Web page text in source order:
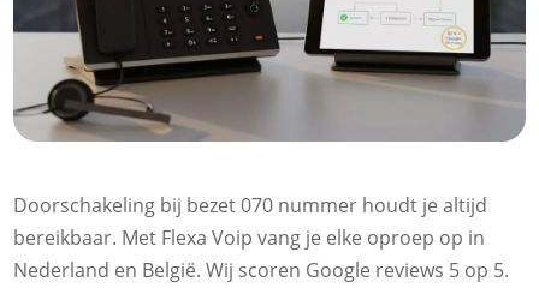
Doorschakeling bij bezet 070 nummer houdt je altijd
bereikbaar.​ Met Flexa Voip vang je elke oproep op in
Nederland en België.​ Wij scoren Google reviews 5 op 5.​